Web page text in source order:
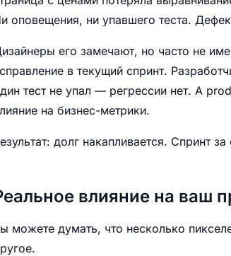
оповещения, ни упавшего теста.
его замечают, но часто не
в текущий спринт.
тест не упал — регрессии нет. А
на бизнес-метрики.
долг накапливается. Спринт
влияние на ваш
можете думать, что несколько